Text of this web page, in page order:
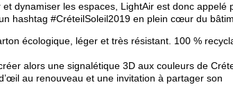
dynamiser les espaces, LightAir est donc appelé
hashtag #CréteilSoleil2019 en plein cœur du
écologique, léger et très résistant. 100 %
alors une signalétique 3D aux couleurs de
au renouveau et une invitation à partager son